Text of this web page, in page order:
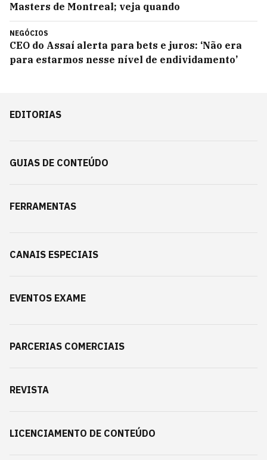
Masters de Montreal; veja quando
NEGÓCIOS
CEO do Assaí alerta para bets e juros: ‘Não era
para estarmos nesse nível de endividamento’
EDITORIAS
GUIAS DE CONTEÚDO
FERRAMENTAS
CANAIS ESPECIAIS
EVENTOS EXAME
PARCERIAS COMERCIAIS
REVISTA
LICENCIAMENTO DE CONTEÚDO